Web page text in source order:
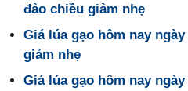
đảo chiều giảm nhẹ
Giá lúa gạo hôm nay
giảm nhẹ
Giá lúa gạo hôm nay